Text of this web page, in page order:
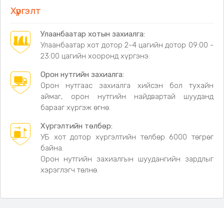
Материал:Зэвэрдэггүй ган их бие, модон бариул
Урт: 45 см
Бариулын урт:13 см
Шор хэсгийн урт:31 см
Өргөн:10 мм
Зузаан:2 мм
Хүргэлт
Улаанбаатар хотын захиалга:
Улаанбаатар хот дотор 2-4 цагийн дотор 09:00 -
23:00 цагийн хооронд хүргэнэ.
Орон нутгийн захиалга:
Орон нутгаас захиалга хийсэн бол тухайн
аймаг, орон нутгийн найдвартай шууданд
барааг хүргэж өгнө.
Хүргэлтийн төлбөр:
УБ хот дотор хүргэлтийн төлбөр 6000 төгрөг
байна.
Орон нутгийн захиалгын шуудангийн зардлыг
хэрэглэгч төлнө.